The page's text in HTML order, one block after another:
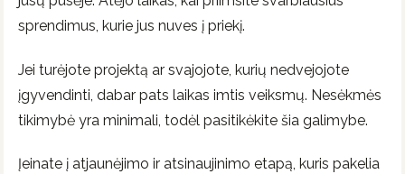
sprendimus, kurie jus nuves į priekį.
Jei turėjote projektą ar svajojote, kurių nedvejojote
įgyvendinti, dabar pats laikas imtis veiksmų. Nesėkmės
tikimybė yra minimali, todėl pasitikėkite šia galimybe.
Įeinate į atjaunėjimo ir atsinaujinimo etapą, kuris pakelia